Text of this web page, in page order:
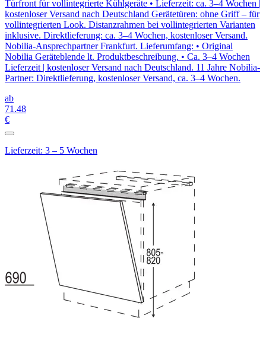
Türfront für vollintegrierte Kühlgeräte • Lieferzeit: ca. 3–4 Wochen |
kostenloser Versand nach Deutschland Gerätetüren: ohne Griff – für
vollintegrierten Look. Distanzrahmen bei vollintegrierten Varianten
inklusive. Direktlieferung: ca. 3–4 Wochen, kostenloser Versand.
Nobilia-Ansprechpartner Frankfurt. Lieferumfang: • Original
Nobilia Geräteblende lt. Produktbeschreibung. • Ca. 3–4 Wochen
Lieferzeit | kostenloser Versand nach Deutschland. 11 Jahre Nobilia-
Partner: Direktlieferung, kostenloser Versand, ca. 3–4 Wochen.
ab
71 .48
€
Lieferzeit: 3 – 5 Wochen